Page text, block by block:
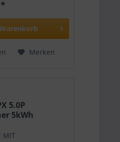
Sicherung
Warenkorb
Merken
5.0P
5kWh
MIT